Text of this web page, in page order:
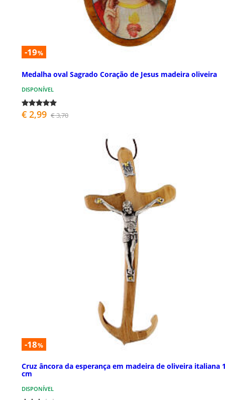
-19%
Medalha oval Sagrado Coração de Jesus madeira oliveira
DISPONÍVEL
€ 2,99 € 3,70
-18%
Cruz âncora da esperança em madeira de oliveira italiana
cm
DISPONÍVEL